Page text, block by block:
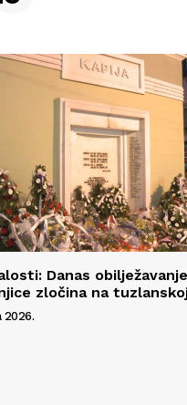
Danas
zločina na
2026.